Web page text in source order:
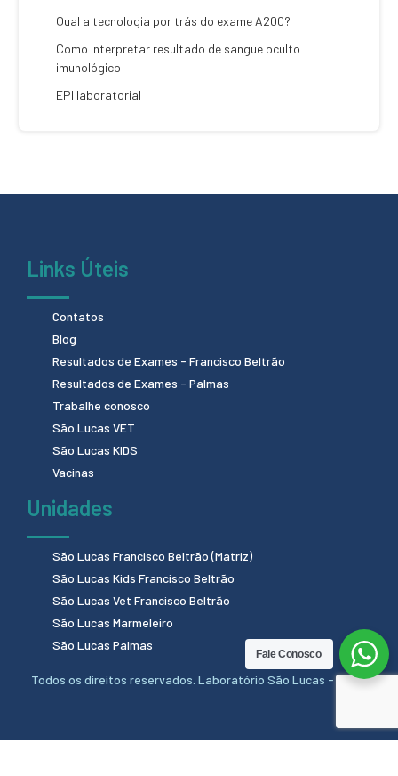
Qual a tecnologia por trás do exame A200?
Como interpretar resultado de sangue oculto
imunológico
EPI laboratorial
Links Úteis
Contatos
Blog
Resultados de Exames - Francisco Beltrão
Resultados de Exames - Palmas
Trabalhe conosco
São Lucas VET
São Lucas KIDS
Vacinas
Unidades
São Lucas Francisco Beltrão (Matriz)
São Lucas Kids Francisco Beltrão
São Lucas Vet Francisco Beltrão
São Lucas Marmeleiro
São Lucas Palmas
Todos os direitos reservados. Laboratório São Lucas - 2024.
Fale Conosco